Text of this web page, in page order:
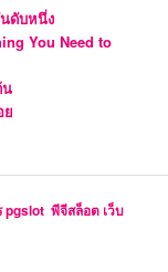
ดับหนึ่ง
You Need to
น
ย
pgslotพีจีสล็อต เว็บ